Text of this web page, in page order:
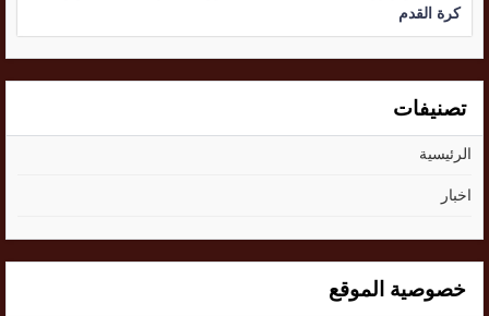
كرة القدم
تصنيفات
الرئيسية
اخبار
خصوصية الموقع